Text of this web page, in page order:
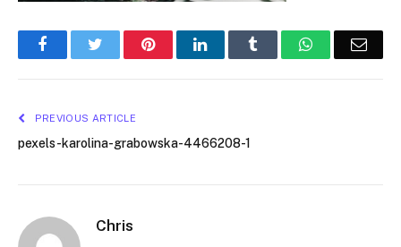
FacebookTwitter PinterestLinkedIn Tumblr WhatsApp
PREVIOUS ARTICLE
pexels-karolina-grabowska-4466208-1
Chris